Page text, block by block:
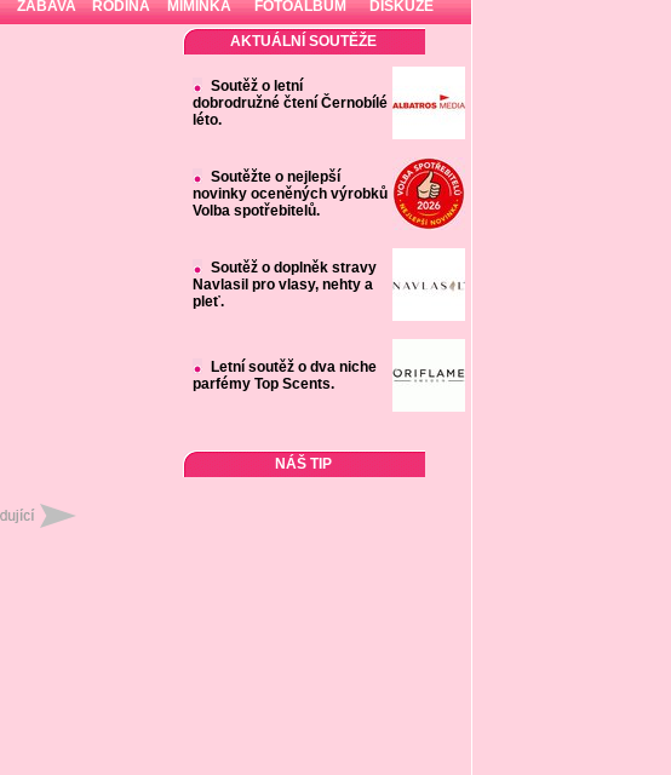
ZÁBAVA RODINA MIMINKA FOTOALBUM DISKUZE
AKTUÁLNÍ SOUTĚŽE
Soutěž o letní
dobrodružné čtení Černobílé
léto.
Soutěžte o nejlepší
novinky oceněných výrobků
Volba spotřebitelů.
Soutěž o doplněk stravy
Navlasil pro vlasy, nehty a
pleť.
Letní soutěž o dva niche
parfémy Top Scents.
NÁŠ TIP